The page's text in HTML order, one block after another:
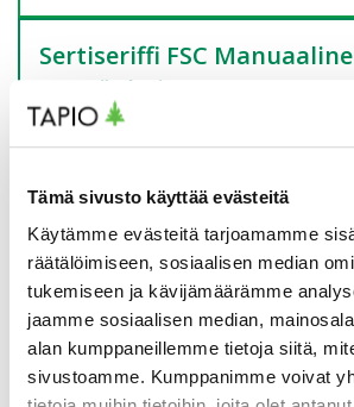
Tämä sivusto käyttää evästeitä
Käytämme evästeitä tarjoamamme
räätälöimiseen, sosiaalisen median
tukemiseen ja kävijämäärämme
jaamme sosiaalisen median,
alan kumppaneillemme tietoja siitä,
sivustoamme. Kumppanimme voivat
Sertiseriffi FSC
metsänhoito
Verkkokurssilla käydään läpi FSC-
keskeiset vaatimukset
metsänhoidon näkökulmasta.
Sertiseriffi FSC Koneellinen
metsänhoito
Verkkokurssilla käydään läpi FSC-